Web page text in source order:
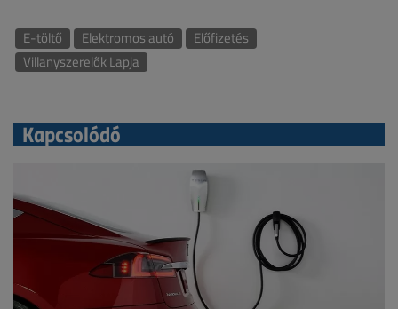
E-töltő Elektromos autó
Előfizetés
Villanyszerelők Lapja
Kapcsolódó